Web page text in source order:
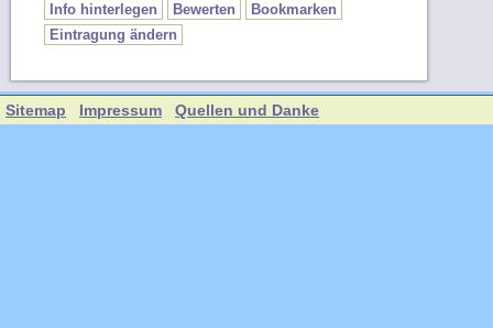
Info hinterlegen Bewerten
Bookmarken
Eintragung ändern
Sitemap Impressum Quellen und Danke